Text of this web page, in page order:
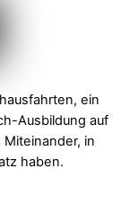
ein
Ausbildung auf
in
haben.